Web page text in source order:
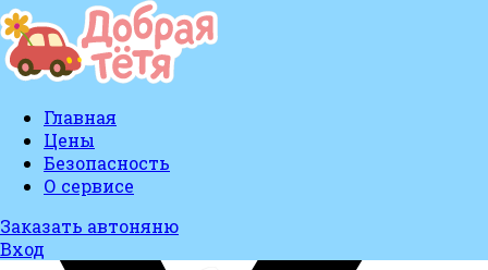
Главная
Цены
Безопасность
О сервисе
Заказать автоняню
Вход